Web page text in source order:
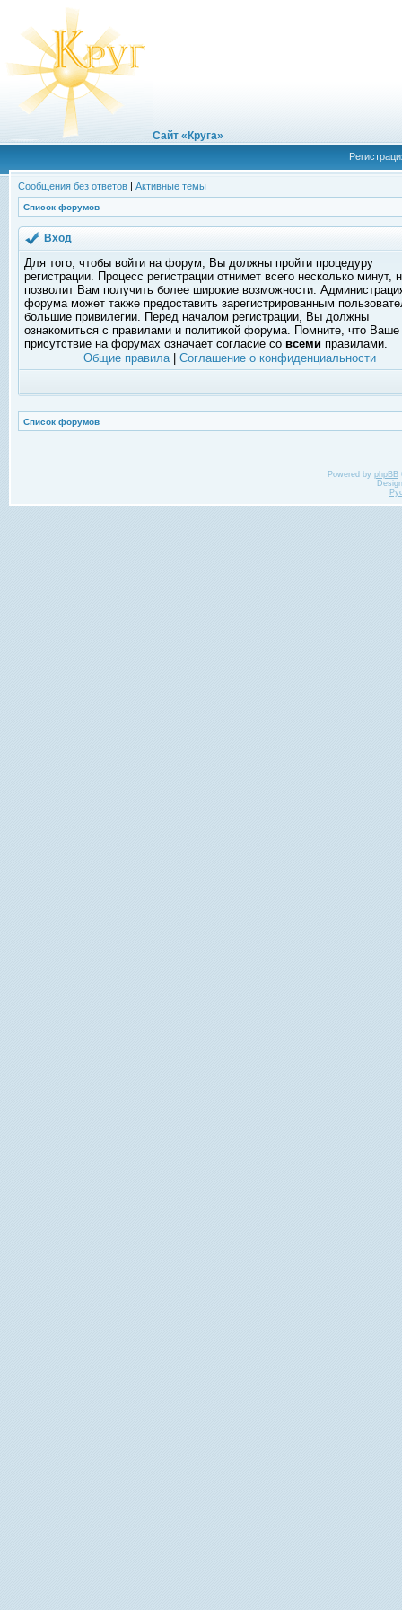
Сайт «Круга»
Сообщения без ответов | Активные темы
Список форумов
Вход
Для того, чтобы войти на форум, Вы должны пройти процедуру
регистрации. Процесс регистрации отнимет всего несколько минут,
позволит Вам получить более широкие возможности.
форума может также предоставить зарегистрированным
большие привилегии. Перед началом регистрации, Вы должны
ознакомиться с правилами и политикой форума. Помните, что Ваше
присутствие на форумах означает согласие со всеми правилами.
Общие правила| Соглашение о конфиденциальности
Список форумов
Powered by phpBB